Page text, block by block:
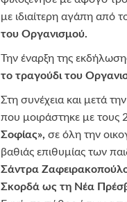
με ιδιαίτερη αγάπη από
του Οργανισμού.
Την έναρξη της
το τραγούδι του
Στη συνέχεια και μετά
που μοιράστηκε με τους
Σοφίας», σε όλη την
βαθιάς επιθυμίας των
Σάντρα
Σκορδά ως τη Νέα